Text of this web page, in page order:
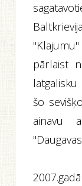
pārlaist
šo
ainavu